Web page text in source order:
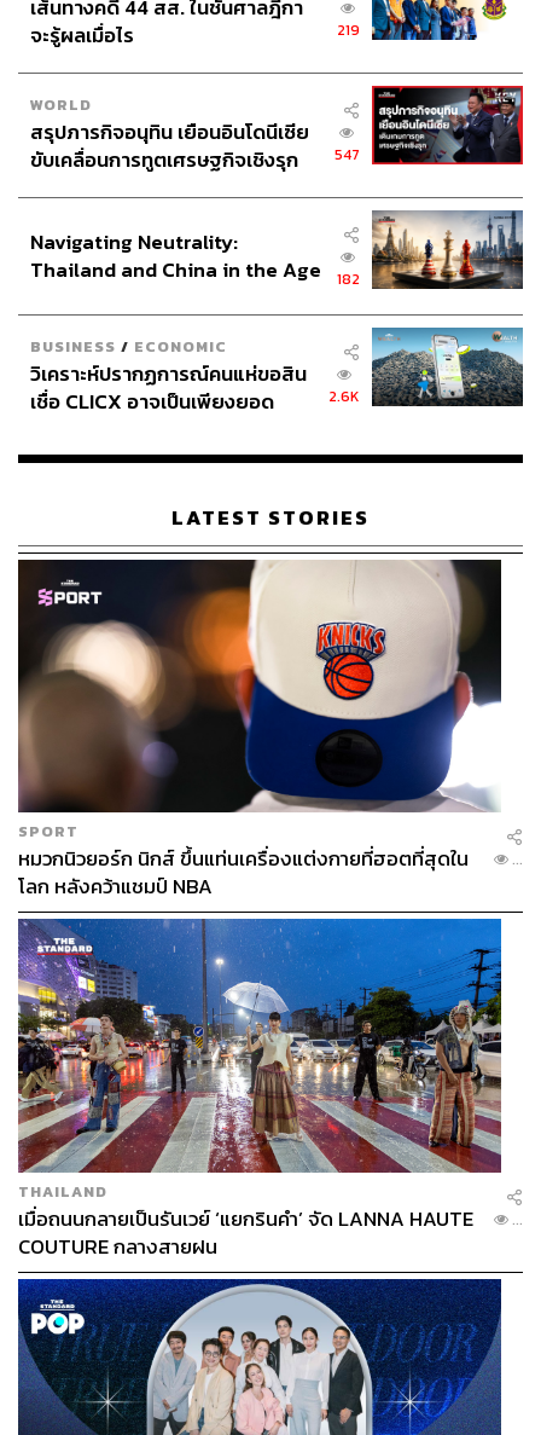
เส้นทางคดี 44 สส. ในชั้นศาลฎีกา
จะรู้ผลเมื่อไร
219
WORLD
สรุปภารกิจอนุทิน เยือนอินโดนีเซีย
ขับเคลื่อนการทูตเศรษฐกิจเชิงรุก
547
Navigating Neutrality:
Thailand and China in the Age
182
BUSINESS / ECONOMIC
วิเคราะห์ปรากฏการณ์คนแห่ขอสิน
เชื่อ CLICX อาจเป็นเพียงยอด
เรือนไทยที่ถูกซุกไว้
2.6K
LATEST STORIES
SPORT
หมวกนิวยอร์ก นิกส์ ขึ้นแท่นเครื่องแต่งกายที่ฮอตที่สุดใน
โลก หลังคว้าแชมป์ NBA
...
THAILAND
เมื่อถนนกลายเป็นรันเวย์ ‘แยกรินคำ’ จัด LANNA HAUTE
COUTURE กลางสายฝน
...